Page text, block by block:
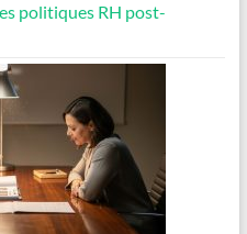
politiques RH post-